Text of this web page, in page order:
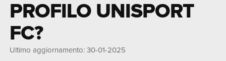
PROFILO UNISPORT
FC?
Ultimo aggiornamento: 30-01-2025